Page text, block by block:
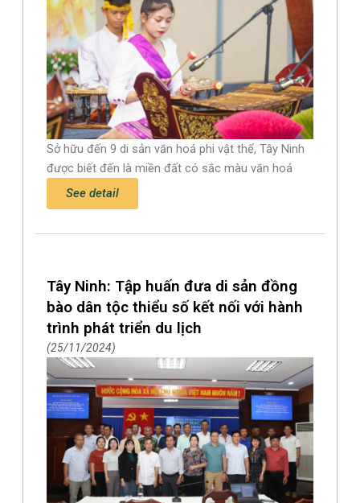
Sở hữu đến 9 di sản văn hoá phi vật thể, Tây Ninh
được biết đến là miền đất có sắc màu văn hoá
See detail
Tây Ninh: Tập huấn đưa di sản đồng
bào dân tộc thiểu số kết nối với hành
trình phát triển du lịch
25/11/2024